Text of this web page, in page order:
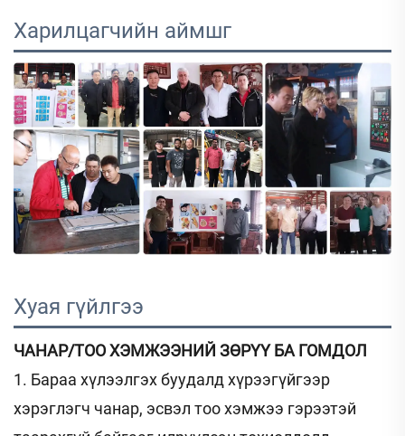
Харилцагчийн аймшг
Хуая гүйлгээ
ЧАНАР/ТОО ХЭМЖЭЭНИЙ ЗӨРҮҮ БА ГОМДОЛ
1. Бараа хүлээлгэх буудалд хүрээгүйгээр
хэрэглэгч чанар, эсвэл тоо хэмжээ гэрээтэй